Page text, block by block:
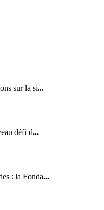
sur la si...
défi d...
: la Fonda...